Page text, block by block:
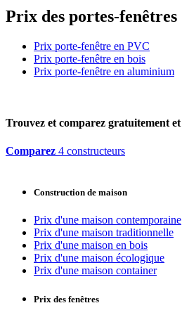
Prix des portes-fenêtres
Prix porte-fenêtre en PVC
Prix porte-fenêtre en bois
Prix porte-fenêtre en aluminium
Trouvez et comparez gratuitement et
Comparez 4 constructeurs
Construction de maison
Prix d'une maison contemporaine
Prix d'une maison traditionnelle
Prix d'une maison en bois
Prix d'une maison écologique
Prix d'une maison container
Prix des fenêtres